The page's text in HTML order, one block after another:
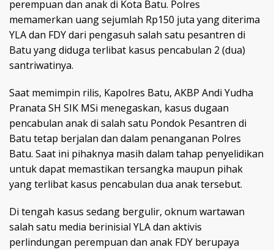
perempuan dan anak di Kota Batu. Polres
memamerkan uang sejumlah Rp150 juta yang diterima
YLA dan FDY dari pengasuh salah satu pesantren di
Batu yang diduga terlibat kasus pencabulan 2 (dua)
santriwatinya.
Saat memimpin rilis, Kapolres Batu, AKBP Andi Yudha
Pranata SH SIK MSi menegaskan, kasus dugaan
pencabulan anak di salah satu Pondok Pesantren di
Batu tetap berjalan dan dalam penanganan Polres
Batu. Saat ini pihaknya masih dalam tahap penyelidikan
untuk dapat memastikan tersangka maupun pihak
yang terlibat kasus pencabulan dua anak tersebut.
Di tengah kasus sedang bergulir, oknum wartawan
salah satu media berinisial YLA dan aktivis
perlindungan perempuan dan anak FDY berupaya